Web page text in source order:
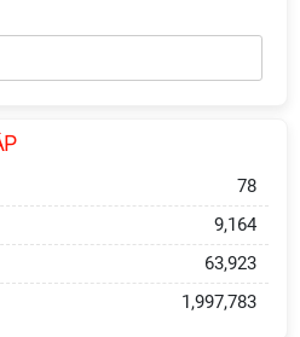
đợt 1
78
9,164
63,923
1,997,783